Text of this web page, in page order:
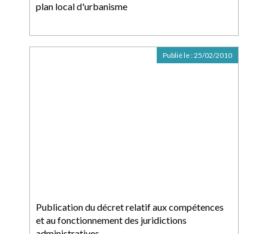
plan local d'urbanisme
Publication du décret relatif aux compétences
et au fonctionnement des juridictions
Publié le :25/02/2010